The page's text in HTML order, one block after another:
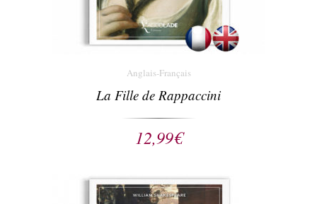
Anglais-Français
La Fille de Rappaccini
12,99€